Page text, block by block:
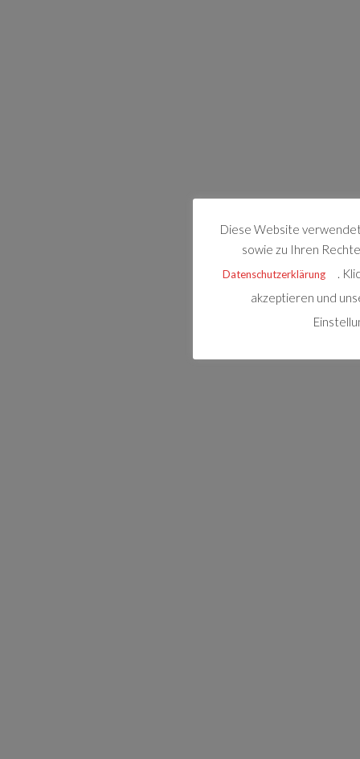
Diese Website
sowie zu Ihren
Datenschutzerklärung
.
akzeptieren und